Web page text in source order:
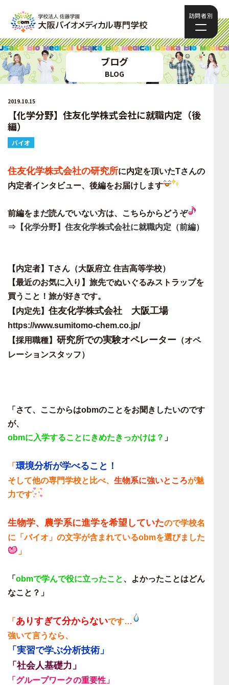
訪問者別
ブログ
BLOG
2019.10.15
【化学分野】住友化学株式会社に就職内定（後
編）
バイオ
住友化学株式会社の研究所に内定を頂いたTさんの
内定者インタビュー、後編をお届けします
前編をまだ読んでいない方は、こちらからどうぞ
⇒【化学分野】住友化学株式会社に就職内定（前編）
【内定者】Tさん（大阪府立 住吉高等学校）
【最近のお気に入り】旅先でぬいぐるみストラップを
買うこと！旅が好きです。
【内定先】住友化学株式会社 大阪工場
https://www.sumitomo-chem.co.jp/
【採用職種】 研究所での実験オペレーター （オペ
レーションスタッフ）
「さて、ここからはobmのことをお聞きしたいのです
が、
obmに入学することにきめたきっかけは？ 」
「 環境分析が学べること！
そして他の専門学校と比べ、 生物系に強いところが魅
力です
生物学、農学系に進学を希望していたので学校名
に「バイオ」の文字が含まれているobmを選びました
」
「 obmで学んで役に立ったこと、よかったことはどん
なこと？」
「 ありすぎて分からないです…
強いて言うなら、
「実習で学ぶ分析技術」
「社会人基礎力」
「グループワークの重要性」